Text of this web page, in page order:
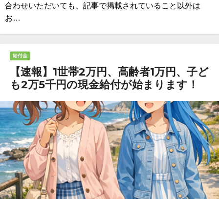
合わせいただいても、記事で掲載されていること以外は
お…
給付金
【速報】1世帯2万円、高齢者1万円、子ど
も2万5千円の現金給付が始まります！